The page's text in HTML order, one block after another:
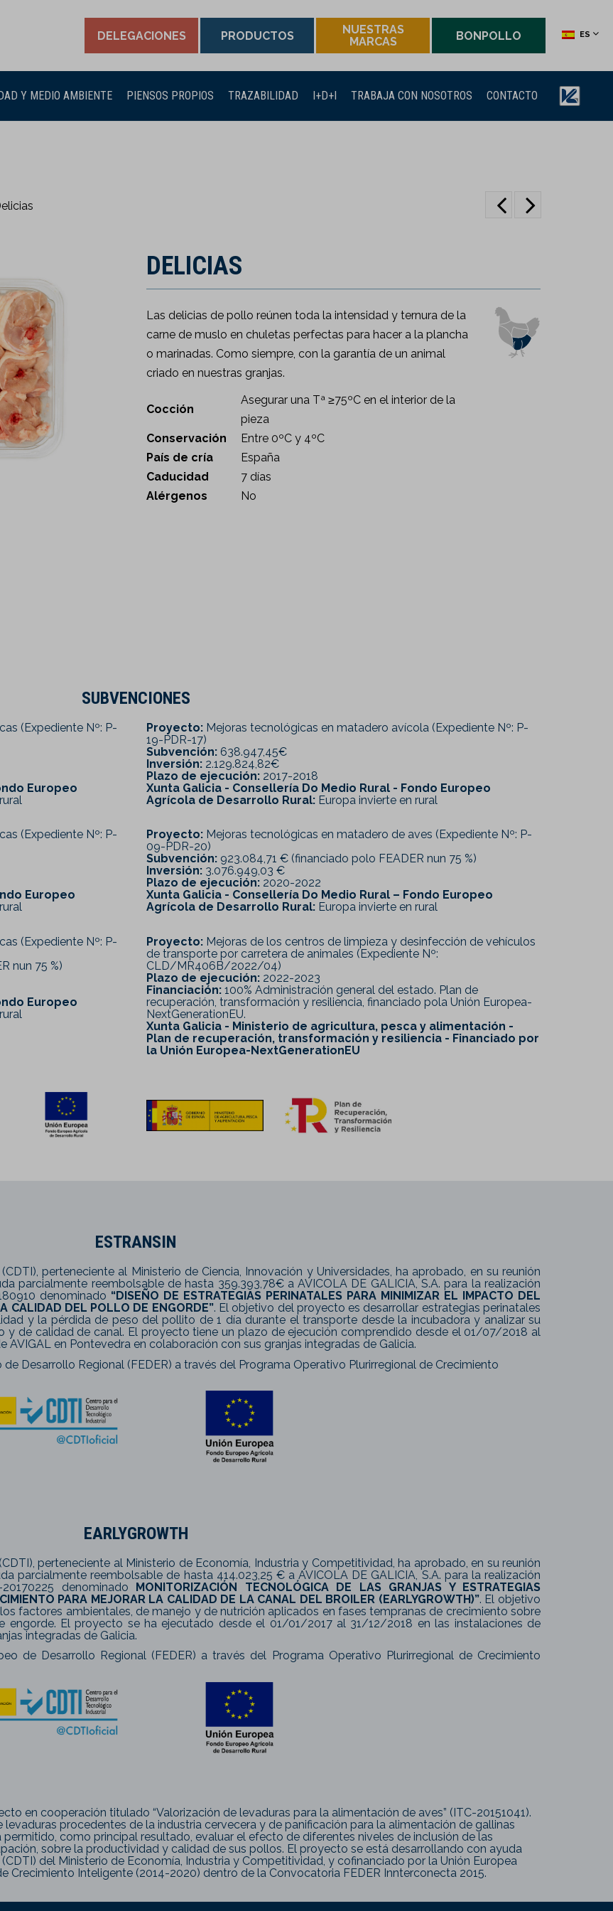
DELEGACIONES PRODUCTOS
NUESTRAS
MARCAS
BONPOLLO ES
Y MEDIO AMBIENTE PIENSOS PROPIOS TRAZABILIDAD I+D+I TRABAJA CON NOSOTROS CONTACTO
DELICIAS
Las delicias de pollo reúnen toda la intensidad y ternura de la
carne de muslo en chuletas perfectas para hacer a la plancha
o marinadas. Como siempre, con la garantía de un animal
criado en nuestras granjas.
Cocción
Asegurar una Tª ≥75ºC en el interior de la
pieza
Conservación
Entre 0ºC y 4ºC
País de cría
España
Caducidad
7 días
Alérgenos
No
SUBVENCIONES
(Expediente Nº: P-
Europeo
Proyecto: Mejoras tecnológicas en matadero avícola (Expediente Nº: P-
19-PDR-17)
Subvención: 638.947,45€
Inversión: 2.129.824,82€
Plazo de ejecución: 2017-2018
Xunta Galicia - Consellería Do Medio Rural - Fondo Europeo
Agrícola de Desarrollo Rural: Europa invierte en rural
(Expediente Nº: P-
Europeo
Proyecto: Mejoras tecnológicas en matadero de aves (Expediente Nº: P-
09-PDR-20)
Subvención: 923.084,71 € (financiado polo FEADER nun 75 %)
Inversión: 3.076.949,03 €
Plazo de ejecución: 2020-2022
Xunta Galicia - Consellería Do Medio Rural – Fondo Europeo
Agrícola de Desarrollo Rural: Europa invierte en rural
(Expediente Nº: P-
nun 75 %)
Europeo
Proyecto: Mejoras de los centros de limpieza y desinfección de vehículos
de transporte por carretera de animales (Expediente Nº:
CLD/MR406B/2022/04)
Plazo de ejecución: 2022-2023
Financiación: 100% Administración general del estado. Plan de
recuperación, transformación y resiliencia, financiado pola Unión Europea-
NextGenerationEU.
Xunta Galicia - Ministerio de agricultura, pesca y alimentación -
Plan de recuperación, transformación y resiliencia - Financiado por
la Unión Europea-NextGenerationEU
ESTRANSIN
perteneciente al Ministerio de Ciencia, Innovación y Universidades, ha aprobado, en su reunión
parcialmente reembolsable de hasta 359.393,78€ a AVICOLA DE GALICIA, S.A. para la realización
denominado “DISEÑO DE ESTRATEGIAS PERINATALES PARA MINIMIZAR EL IMPACTO DEL
CALIDAD DEL POLLO DE ENGORDE”. El objetivo del proyecto es desarrollar estrategias perinatales
y la pérdida de peso del pollito de 1 día durante el transporte desde la incubadora y analizar su
y de calidad de canal. El proyecto tiene un plazo de ejecución comprendido desde el 01/07/2018 al
en Pontevedra en colaboración con sus granjas integradas de Galicia.
Desarrollo Regional (FEDER) a través del Programa Operativo Plurirregional de Crecimiento
EARLYGROWTH
perteneciente al Ministerio de Economía, Industria y Competitividad, ha aprobado, en su reunión
parcialmente reembolsable de hasta 414.023,25 € a AVICOLA DE GALICIA, S.A. para la realización
denominado MONITORIZACIÓN TECNOLÓGICA DE LAS GRANJAS Y ESTRATEGIAS
PARA MEJORAR LA CALIDAD DE LA CANAL DEL BROILER (EARLYGROWTH)”. El objetivo
factores ambientales, de manejo y de nutrición aplicados en fases tempranas de crecimiento sobre
engorde. El proyecto se ha ejecutado desde el 01/01/2017 al 31/12/2018 en las instalaciones de
integradas de Galicia.
de Desarrollo Regional (FEDER) a través del Programa Operativo Plurirregional de Crecimiento
en cooperación titulado “Valorización de levaduras para la alimentación de aves” (ITC-20151041).
procedentes de la industria cervecera y de panificación para la alimentación de gallinas
como principal resultado, evaluar el efecto de diferentes niveles de inclusión de las
sobre la productividad y calidad de sus pollos. El proyecto se está desarrollando con ayuda
del Ministerio de Economía, Industria y Competitividad, y cofinanciado por la Unión Europea
Crecimiento Inteligente (2014-2020) dentro de la Convocatoria FEDER Innterconecta 2015.